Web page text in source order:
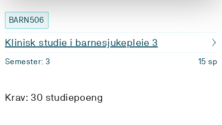
BARN506
Klinisk studie i barnesjukepleie 3
Semester: 3 15 sp
Krav: 30 studiepoeng